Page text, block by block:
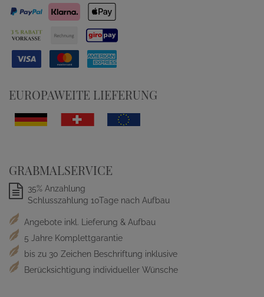
EUROPAWEITE LIEFERUNG
GRABMALSERVICE
35% Anzahlung
Schlusszahlung 10Tage nach Aufbau
Angebote inkl. Lieferung & Aufbau
5 Jahre Komplettgarantie
bis zu 30 Zeichen Beschriftung inklusive
Berücksichtigung individueller Wünsche